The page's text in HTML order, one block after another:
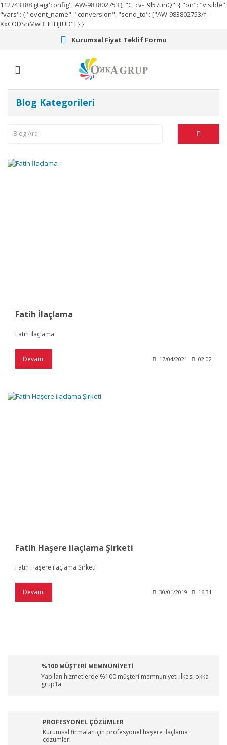
112743388 gtag('config', 'AW-983802753'); "C_cv-_9l57unQ": { "on": "visible",
"vars": { "event_name": "conversion", "send_to": ["AW-983802753/f-
XxCODSnMwBEIHHjtUD"] } }
Kurumsal Fiyat Teklif Formu
Blog Kategorileri
Fatih İlaçlama
Fatih İlaçlama
Devamı 17/04/2021 02:02
Fatih Haşere ilaçlama Şirketi
Fatih Haşere ilaçlama Şirketi
Devamı 30/01/2019 16:31
%100 MÜŞTERİ MEMNUNİYETİ
Yapılan hizmetlerde %100 müşteri memnuniyeti ilkesi okka
grup’ta
PROFESYONEL ÇÖZÜMLER
Kurumsal firmalar için profesyonel haşere ilaçlama
çözümleri